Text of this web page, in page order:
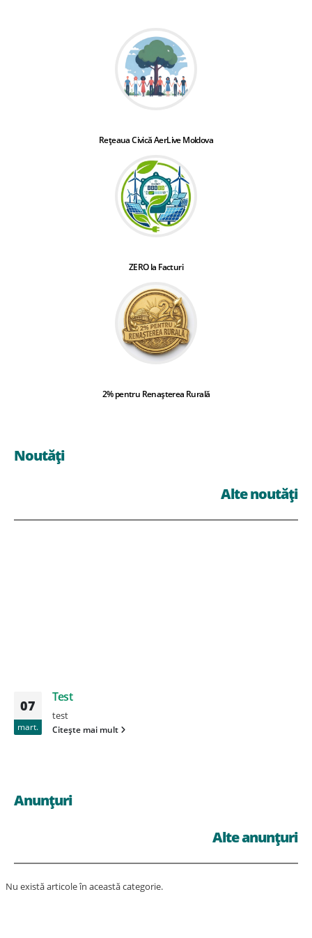
Rețeaua Civică AerLive Moldova
ZERO la Facturi
2% pentru Renașterea Rurală
Noutăți
Alte noutăți
07
mart.
Test
test
Citește mai mult
Anunțuri
Alte anunțuri
Nu există articole în această categorie.